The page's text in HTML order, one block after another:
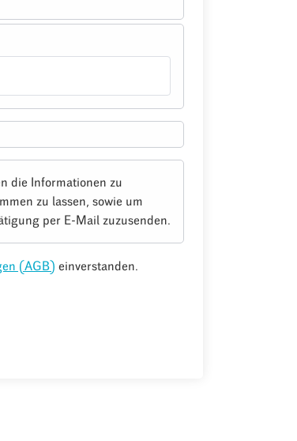
die Informationen zu
zu lassen, sowie um
per E-Mail zuzusenden.
(AGB) einverstanden.